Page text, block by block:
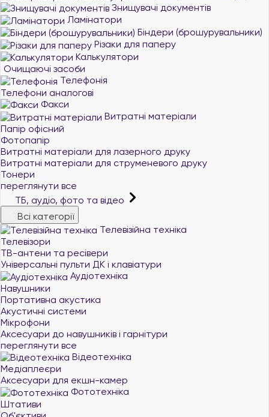
Знищувачі документів
Ламінатори
Біндери (брошурувальники)
Різаки для паперу
Калькулятори
Очищаючі засоби
Телефонія
Телефони аналогові
Факси
Витратні матеріали
Папір офісний
Фотопапір
Витратні матеріали для лазерного друку
Витратні матеріали для струменевого друку
Тонери
переглянути все
ТБ, аудіо, фото та відео
Всі категорії
Телевізійна техніка
Телевізори
ТВ-антени та ресівери
Універсальні пульти ДК і клавіатури
Аудіотехніка
Навушники
Портативна акустика
Акустичні системи
Мікрофони
Аксесуари до навушників і гарнітури
переглянути все
Відеотехніка
Медіаплеєри
Аксесуари для екшн-камер
Фототехніка
Штативи